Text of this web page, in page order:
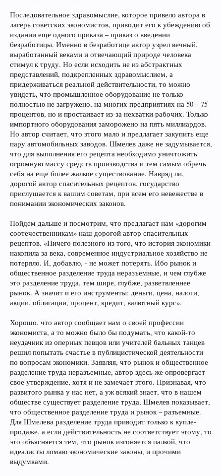
Последовательное здравомыслие, которое привело автора в
лагерь советских экономистов, приводит его к убеждению об
издании еще одного приказа – приказ о введении
безработицы. Именно в безработице автор узрел вечный,
выработанный веками и отвечающий природе человека
стимул к труду. Но если исходить не из абстрактных
представлений, подкрепленных здравомыслием, а
придерживаться реальной действительности, то можно
увидеть, что промышленное оборудование не только
полностью не загружено, на многих предприятиях на 50 – 75
процентов, но и простаивает из-за нехватки рабочих. Только
импортного оборудования заморожено на пять миллиардов.
Но автор считает, что этого мало и предлагает закупить еще
пару автомобильных заводов. Шмелев даже не задумывается,
что для выполнения его рецепта необходимо уничтожить
огромную массу средств производства и тем самым обречь
себя на еще более жалкое существование. Навряд ли,
дорогой автор спасительных рецептов, государство
прислушается к вашим советам, при всем его невежестве в
понимании экономических законов.
Пойдем дальше и посмотрим, что предлагает нам «дорогим
соотечественникам» наш дорогой автор спасительных
рецептов. «Ничего полезного из того, что история экономики
накопила за века, современное индустриальное хозяйство не
потеряло. И, добавлю, - не может потерять. Ибо рынок и
общественное разделение труда неразъемные, и чем глубже
это разделение труда, тем шире, глубже, разветвленнее
рынок. А значит и его инструменты: деньги, цена, налоги,
акции, облигации, процент, кредит, валютный курс».
Хорошо, что автор сообщает нам о своей профессии
экономиста, а то можно было бы подумать, что какой-то
неудачник из оперных певцов или учителей бальных танцев
решил попытать счастье в публицистической деятельности
по вопросам экономики. Заявляя, что рынок и общественное
разделение труда неразъемные, автор здесь же опровергает
свое утверждение, хотя и не замечает этого. Признавая, что
развитого рынка у нас нет, а уж всякий знает, что в нашем
обществе существует разделение труда, Шмелев показывает,
что общественное разделение труда и рынок – разъемные.
Для Шмелева разделение труда приводит только к купле-
продаже, а если действительность не соответствует этому, то
это объясняется тем, что рынок изгоняется палкой, что
идеалисты ломаю экономические законы, и прочими
выдумками.